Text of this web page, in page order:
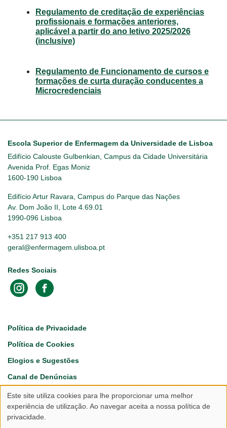
Regulamento de creditação de experiências
profissionais e formações anteriores,
aplicável a partir do ano letivo 2025/2026
(inclusive)
Regulamento de Funcionamento de cursos e
formações de curta duração conducentes a
Microcredenciais
Escola Superior de Enfermagem da Universidade de Lisboa
Edifício Calouste Gulbenkian, Campus da Cidade Universitária
Avenida Prof. Egas Moniz
1600-190 Lisboa
Edifício Artur Ravara, Campus do Parque das Nações
Av. Dom João II, Lote 4.69.01
1990-096 Lisboa
+351 217 913 400
geral@enfermagem.ulisboa.pt
Redes Sociais
Footer
Política de Privacidade
Política de Cookies
Elogios e Sugestões
Canal de Denúncias
Utilização
de
Este site utiliza cookies para lhe proporcionar uma melhor
experiência de utilização. Ao navegar aceita a nossa política de
privacidade.